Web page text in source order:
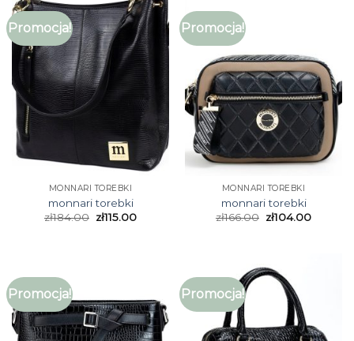
Promocja!
MONNARI TOREBKI
monnari torebki
zł184.00 zł115.00
Promocja!
MONNARI TOREBKI
monnari torebki
zł166.00 zł104.00
Promocja! Promocja!